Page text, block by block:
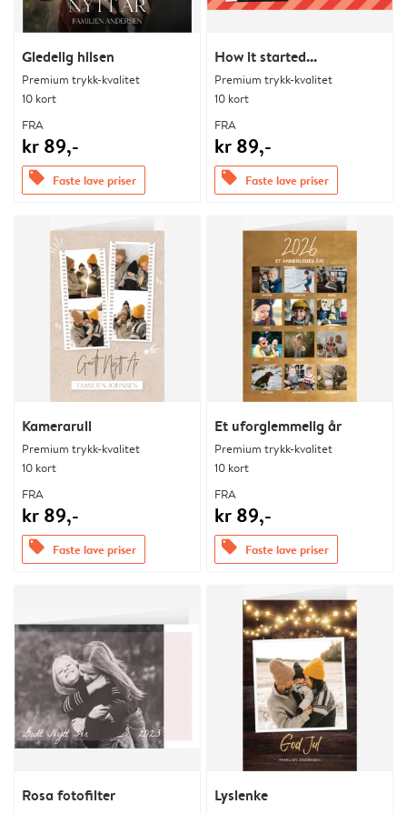
Gledelig hilsen
Premium trykk-kvalitet
10 kort
FRA
kr 89,-
offers Faste lave priser
How it started...
Premium trykk-kvalitet
10 kort
FRA
kr 89,-
offers Faste lave priser
Kamerarull
Premium trykk-kvalitet
10 kort
FRA
kr 89,-
offers Faste lave priser
Et uforglemmelig år
Premium trykk-kvalitet
10 kort
FRA
kr 89,-
offers Faste lave priser
Rosa fotofilter Lyslenke